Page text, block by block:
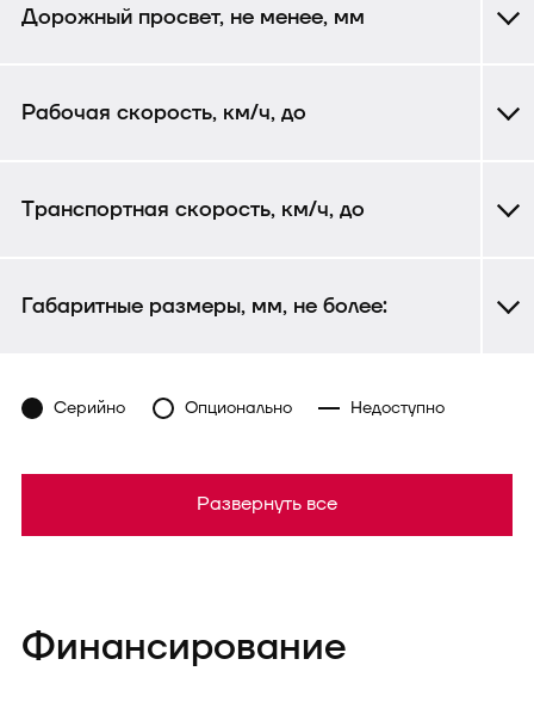
Дорожный просвет, не менее, мм
Рабочая скорость, км/ч, до
Транспортная скорость, км/ч, до
Габаритные размеры, мм, не более:
Серийно Опционально Недоступно
Развернуть все
Финансирование